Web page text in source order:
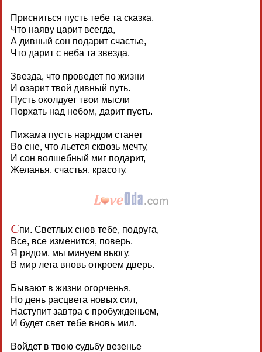
Присниться пусть тебе та сказка,
Что наяву царит всегда,
А дивный сон подарит счастье,
Что дарит с неба та звезда.
Звезда, что проведет по жизни
И озарит твой дивный путь.
Пусть околдует твои мысли
Порхать над небом, дарит пусть.
Пижама пусть нарядом станет
Во сне, что льется сквозь мечту,
И сон волшебный миг подарит,
Желанья, счастья, красоту.
Спи. Светлых снов тебе, подруга,
Все, все изменится, поверь.
Я рядом, мы минуем вьюгу,
В мир лета вновь откроем дверь.
Бывают в жизни огорченья,
Но день расцвета новых сил,
Наступит завтра с пробужденьем,
И будет свет тебе вновь мил.
Войдет в твою судьбу везенье